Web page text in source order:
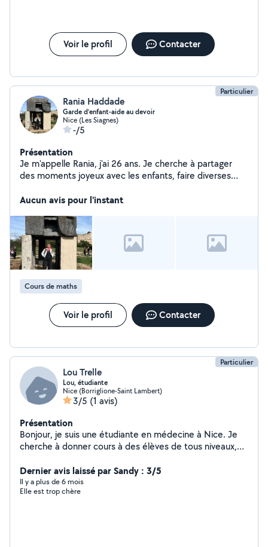
Voir le profil Contacter
Particulier
Rania Haddade
Garde d’enfant-aide au devoir
Nice (Les Siagnes)
-/5
Présentation
Je m'appelle Rania, j'ai 26 ans. Je cherche à partager
des moments joyeux avec les enfants, faire diverses
ouverte à des cours supp en maths jusqu'au niveau
Aucun avis pour l'instant
Cours de maths
Voir le profil Contacter
Particulier
Lou Trelle
Lou, étudiante
Nice (Borriglione-Saint Lambert)
3/5 (1 avis)
Présentation
Bonjour, je suis une étudiante en médecine à Nice. Je
cherche à donner cours à des élèves de tous niveaux,
aussi aider dans d'autres matières si besoin. J'ai eu un
bac spécialités maths, physique-chimie, option maths
expertes, et SVT en première Je suis tutrice en
Dernier avis laissé par Sandy : 3/5
Il y a plus de 6 mois
Elle est trop chère